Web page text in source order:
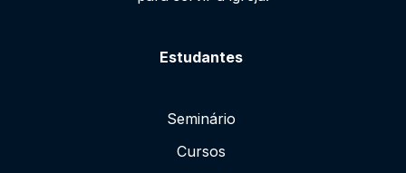
Estudantes
Seminário
Cursos